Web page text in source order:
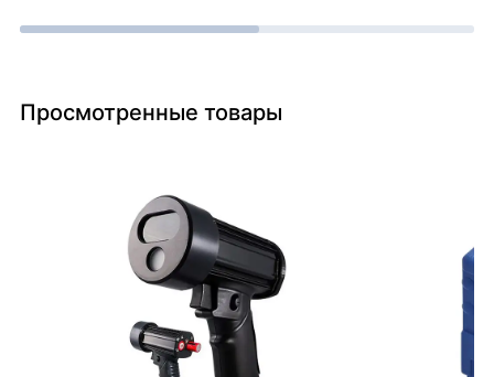
Просмотренные товары